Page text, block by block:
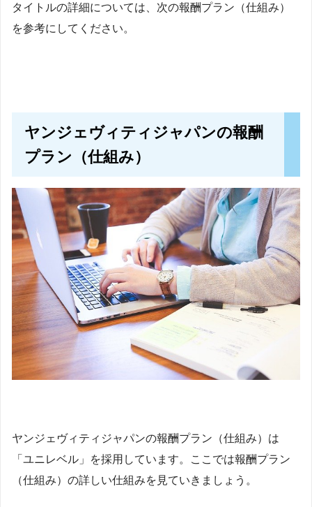
タイトルの詳細については、次の報酬プラン（仕組み）
を参考にしてください。
ヤンジェヴィティジャパンの報酬
プラン（仕組み）
ヤンジェヴィティジャパンの報酬プラン（仕組み）は
「ユニレベル」を採用しています。ここでは報酬プラン
（仕組み）の詳しい仕組みを見ていきましょう。